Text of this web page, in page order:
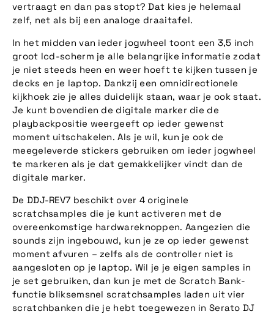
vertraagt en dan pas stopt? Dat kies je helemaal
zelf, net als bij een analoge draaitafel.
In het midden van ieder jogwheel toont een 3,5 inch
groot lcd-scherm je alle belangrijke informatie zodat
je niet steeds heen en weer hoeft te kijken tussen je
decks en je laptop. Dankzij een omnidirectionele
kijkhoek zie je alles duidelijk staan, waar je ook staat.
Je kunt bovendien de digitale marker die de
playbackpositie weergeeft op ieder gewenst
moment uitschakelen. Als je wil, kun je ook de
meegeleverde stickers gebruiken om ieder jogwheel
te markeren als je dat gemakkelijker vindt dan de
digitale marker.
De DDJ-REV7 beschikt over 4 originele
scratchsamples die je kunt activeren met de
overeenkomstige hardwareknoppen. Aangezien die
sounds zijn ingebouwd, kun je ze op ieder gewenst
moment afvuren – zelfs als de controller niet is
aangesloten op je laptop. Wil je je eigen samples in
je set gebruiken, dan kun je met de Scratch Bank-
functie bliksemsnel scratchsamples laden uit vier
scratchbanken die je hebt toegewezen in Serato DJ